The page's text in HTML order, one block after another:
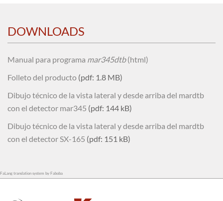
DOWNLOADS
Manual para programa mar345dtb(html)
Folleto del producto (pdf: 1.8 MB)
Dibujo técnico de la vista lateral y desde arriba del mardtb
con el detector mar345 (pdf: 144 kB)
Dibujo técnico de la vista lateral y desde arriba del mardtb
con el detector SX-165 (pdf: 151 kB)
FaLang translation system by Faboba